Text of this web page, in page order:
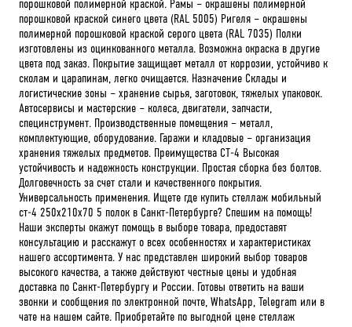
порошковой полимерной краской. Рамы – окрашены полимерной
порошковой краской синего цвета (RAL 5005) Ригеля – окрашены
полимерной порошковой краской серого цвета (RAL 7035) Полки
изготовлены из оцинкованного металла. Возможна окраска в другие
цвета под заказ. Покрытие защищает металл от коррозии, устойчиво к
сколам и царапинам, легко очищается. Назначение Склады и
логистические зоны – хранение сырья, заготовок, тяжелых упаковок.
Автосервисы и мастерские – колеса, двигатели, запчасти,
специнструмент. Производственные помещения – металл,
комплектующие, оборудование. Гаражи и кладовые – организация
хранения тяжелых предметов. Преимущества СТ-4 Высокая
устойчивость и надежность конструкции. Простая сборка без болтов.
Долговечность за счет стали и качественного покрытия.
Универсальность применения. Ищете где купить стеллаж мобильный
ст-4 250x210x70 5 полок в Санкт-Петербурге? Спешим на помощь!
Наши эксперты окажут помощь в выборе товара, предоставят
консультацию и расскажут о всех особенностях и характеристиках
нашего ассортимента. У нас представлен широкий выбор товаров
высокого качества, а также действуют честные цены и удобная
доставка по Санкт-Петербургу и России. Готовы ответить на ваши
звонки и сообщения по электронной почте, WhatsApp, Telegram или в
чате на нашем сайте. Приобретайте по выгодной цене стеллаж